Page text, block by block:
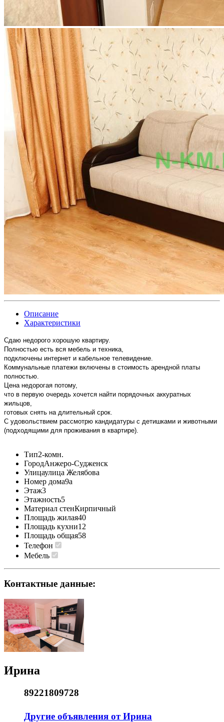
Описание
Характеристики
Сдаю недорого хорошую квартиру.
Полностью есть вся мебель и техника,
подключены интернет и кабельное телевидение.
Коммунальные платежи включены в стоимость арендной платы
полностью.
Цена недорогая потому,
что в первую очередь хочется найти порядочных аккуратных
жильцов,
готовых снять на длительный срок.
С удовольствием рассмотрю кандидатуры с детишками и животными
(подходящими для проживания в квартире).
Тип2-комн.
ГородАнжеро-Судженск
Улицаулица Желябова
Номер дома9а
Этаж3
Этажность5
Материал стенКирпичный
Площадь жилая40
Площадь кухни12
Площадь общая58
Телефон
Мебель
Контактные данные:
Ирина
89221809728
Другие объявления от Ирина